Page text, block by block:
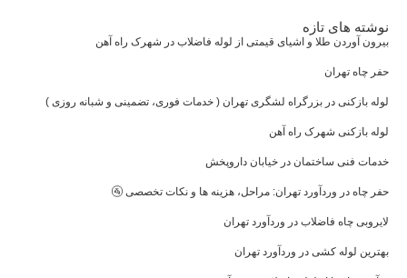
نوشته های تازه
بیرون آوردن طلا و اشیای قیمتی از لوله فاضلاب در شهرک راه‌ آهن
حفر چاه تهران
لوله بازکنی در بزرگراه لشگری تهران ( خدمات فوری، تضمینی و شبانه روزی )
لوله بازکنی شهرک راه آهن
خدمات فنی ساختمان در خیابان داروپخش
حفر چاه در وردآورد تهران: مراحل، هزینه‌ ها و نکات تخصصی 🚰
لایروبی چاه فاضلاب در وردآورد تهران
بهترین لوله کشی در وردآورد تهران